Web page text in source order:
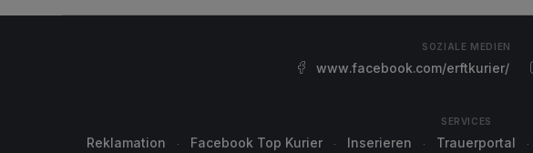
SOZIALE MEDIEN
www.facebook.com/erftkurier/
SERVICES
Reklamation Facebook Top Kurier Inserieren Trauerportal